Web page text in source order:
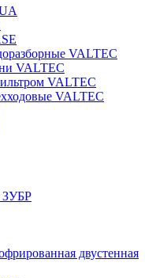
VALTEC
VALTEC
VALTEC
VALTEC
ЗУБР
двустенная